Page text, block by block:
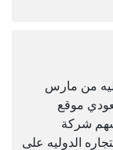
من مارس
موقع
شركة
الدوليه على